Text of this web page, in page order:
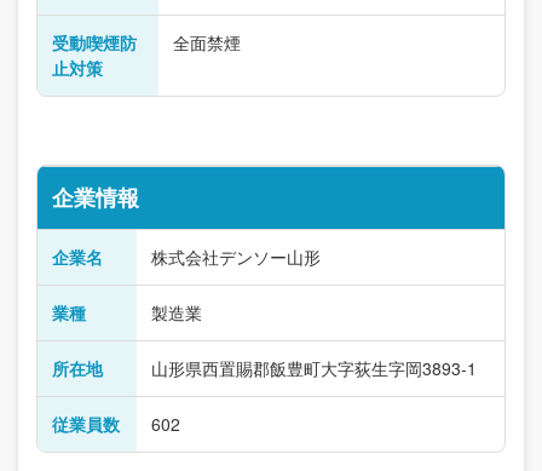
受動喫煙防
止対策
全面禁煙
企業情報
企業名 株式会社デンソー山形
業種 製造業
所在地 山形県西置賜郡飯豊町大字荻生字岡3893-1
従業員数 602